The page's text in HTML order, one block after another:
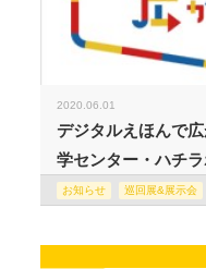
2020.06.01
デジタルえほんで
学センター・ハチ
お知らせ 巡回展&展示会